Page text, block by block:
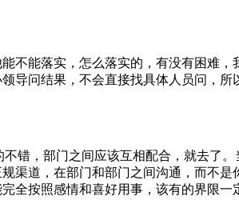
不能落实，怎么落实的，有没有困难，
导问结果，不会直接找具体人员问，所
错，部门之间应该互相配合，就去了
渠道，在部门和部门之间沟通，而不是
全按照感情和喜好用事，该有的界限一